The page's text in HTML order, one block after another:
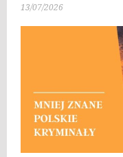
13/07/2026